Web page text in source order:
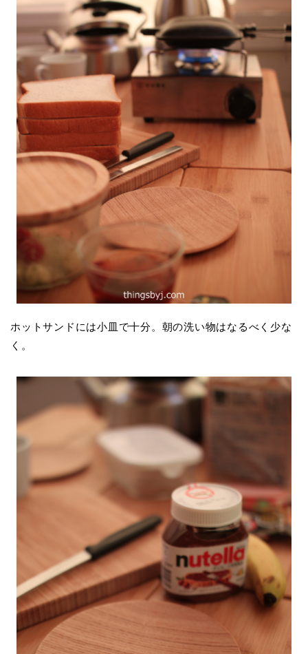
ホットサンドには小皿で十分。朝の洗い物はなるべく少な
く。